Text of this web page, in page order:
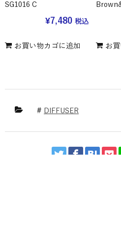
SG1016 C
¥7,480 税込
お買い物カゴに追加 お
DIFFUSER